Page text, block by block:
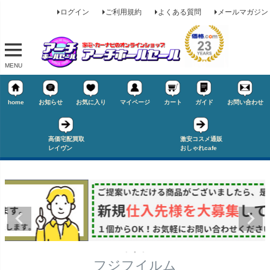
ログイン ご利用規約 よくある質問 メールマガジン
MENU
home お知らせ お気に入り マイページ カート ガイド お問い合わせ
高価宅配買取
レイヴン
激安コスメ通販
おしゃれcafe
フジフイルム
キーワード
価格
〜
在庫なし商品
在庫なし商品を表示しない
★タイヤ幅
★偏平率